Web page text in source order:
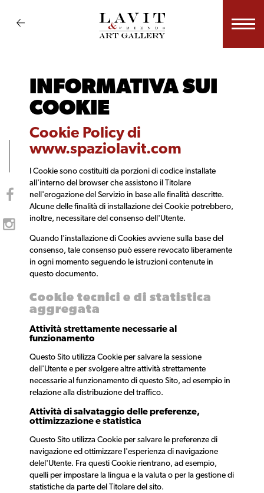
INFORMATIVA SUI
COOKIE
Cookie Policy di
www.spaziolavit.com
I Cookie sono costituiti da porzioni di codice installate
all'interno del browser che assistono il Titolare
nell'erogazione del Servizio in base alle finalità descritte.
Alcune delle finalità di installazione dei Cookie potrebbero,
inoltre, necessitare del consenso dell'Utente.
Quando l'installazione di Cookies avviene sulla base del
consenso, tale consenso può essere revocato liberamente
in ogni momento seguendo le istruzioni contenute in
questo documento.
Cookie tecnici e di statistica
aggregata
Attività strettamente necessarie al
funzionamento
Questo Sito utilizza Cookie per salvare la sessione
dell'Utente e per svolgere altre attività strettamente
necessarie al funzionamento di questo Sito, ad esempio in
relazione alla distribuzione del traffico.
Attività di salvataggio delle preferenze,
ottimizzazione e statistica
Questo Sito utilizza Cookie per salvare le preferenze di
navigazione ed ottimizzare l'esperienza di navigazione
delel'Utente. Fra questi Cookie rientrano, ad esempio,
quelli per impostare la lingua e la valuta o per la gestione di
statistiche da parte del Titolare del sito.